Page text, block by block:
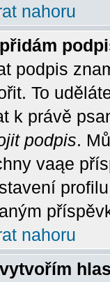
nahoru
podpis
To
k právě
podpis.
vaąe
nahoru